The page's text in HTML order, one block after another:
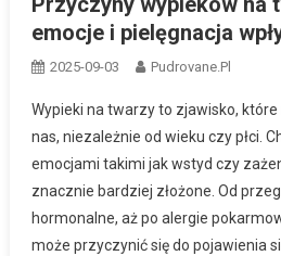
emocje i pielęgnacja
2025-09-03 Pudrovane.pl
Wypieki na twarzy to zjawisko,
nas, niezależnie od wieku czy płci.
emocjami takimi jak wstyd czy
znacznie bardziej złożone. Od
hormonalne, aż po alergie
może przyczynić się do pojawienia